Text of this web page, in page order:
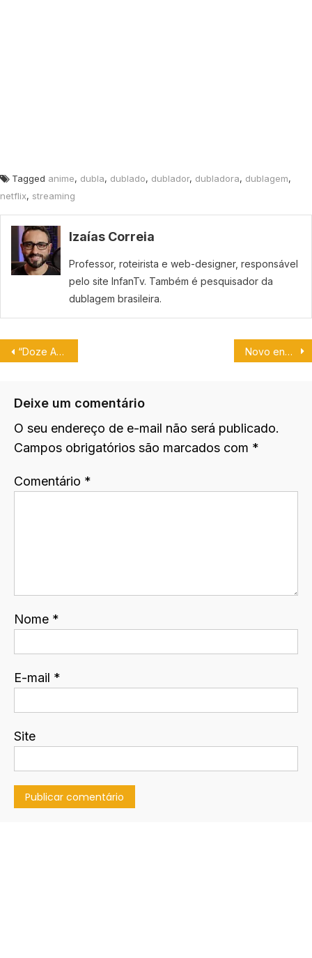
Tagged anime, dubla, dublado, dublador, dubladora, dublagem,
netflix, streaming
Izaías Correia
Professor, roteirista e web-designer, responsável
pelo site InfanTv. Também é pesquisador da
dublagem brasileira.
“Doze Anos Para Sempre” é lançado com dublagem da Audio Corp. Novo encontro com dubladores é marcado em São Paulo.
Deixe um comentário
O seu endereço de e-mail não será publicado.
Campos obrigatórios são marcados com *
Comentário *
Nome *
E-mail *
Site